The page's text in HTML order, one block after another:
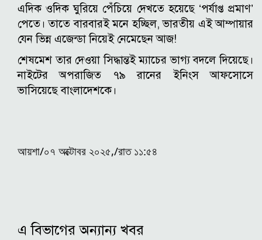
এদিক ওদিক ঘুরিয়ে পেঁচিয়ে দেখতে হয়েছে ‘পর্যাপ্ত প্রমাণ’
পেতে। তাতে বারবারই মনে হচ্ছিল, ভারতীয় এই আম্পায়ার
যেন ভিন্ন এজেন্ডা নিয়েই নেমেছেন আজ!
শেষমেশ তার দেওয়া সিদ্ধান্তই ম্যাচের ভাগ্য বদলে দিয়েছে।
নাইটের অপরাজিত ৭৯ রানের ইনিংস আফসোসে
ভাসিয়েছে বাংলাদেশকে।
আয়শা/০৭ অক্টোবর ২০২৫,/রাত ১১:৫৪
এ বিভাগের অন্যান্য খবর